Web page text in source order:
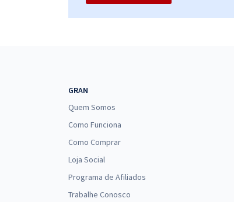
GRAN
Quem Somos
Como Funciona
Como Comprar
Loja Social
Programa de Afiliados
Trabalhe Conosco